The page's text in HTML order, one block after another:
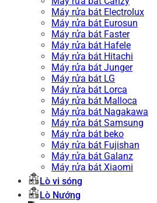
Máy rửa bát Electrolux
Máy rửa bát Eurosun
Máy rửa bát Faster
Máy rửa bát Hafele
Máy rửa bát Hitachi
Máy rửa bát Junger
Máy rửa bát LG
Máy rửa bát Lorca
Máy rửa bát Malloca
Máy rửa bát Nagakawa
Máy rửa bát Samsung
Máy rửa bát beko
Máy rửa bát Fujishan
Máy rửa bát Galanz
Máy rửa bát Xiaomi
Lò vi sóng
Lò Nướng